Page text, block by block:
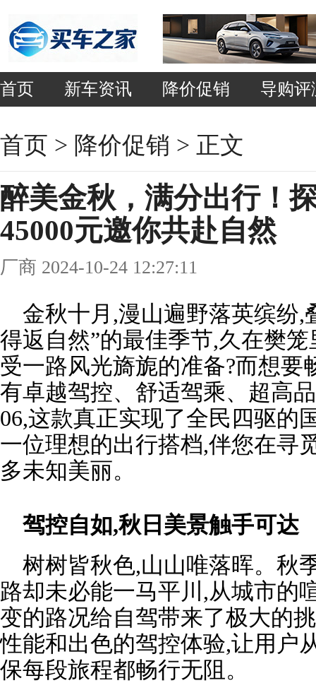
首页 新车资讯 降价促销 导购评
首页 > 降价促销 > 正文
醉美金秋，满分出行！
45000元邀你共赴自然
厂商 2024-10-24 12:27:11
金秋十月,漫山遍野落英缤纷,
得返自然”的最佳季节,久在樊
受一路风光旖旎的准备?而想要
有卓越驾控、舒适驾乘、超高
06,这款真正实现了全民四驱的
一位理想的出行搭档,伴您在寻
多未知美丽。
驾控自如,秋日美景触手可达
树树皆秋色,山山唯落晖。秋
路却未必能一马平川,从城市的
变的路况给自驾带来了极大的
性能和出色的驾控体验,让用户
保每段旅程都畅行无阻。